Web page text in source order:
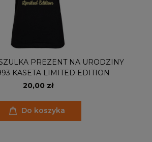
PREZENT NA URODZINY
KASETA LIMITED EDITION
20,00 zł
Do koszyka